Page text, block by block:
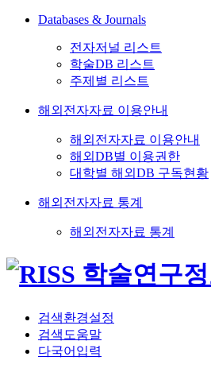
Databases & Journals
전자저널 리스트
학술DB 리스트
주제별 리스트
해외전자자료 이용안내
해외전자자료 이용안내
해외DB별 이용권한
대학별 해외DB 구독현황
해외전자자료 통계
해외전자자료 통계
검색환경설정
검색도움말
다국어입력